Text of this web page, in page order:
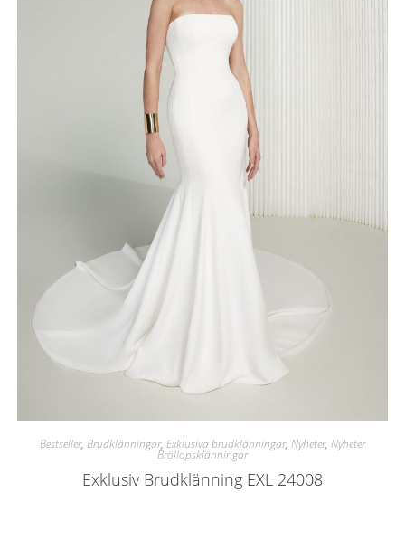
Bestseller, Brudklänningar, Exklusiva brudklänningar, Nyheter, Nyheter
Bröllopsklänningar
Exklusiv Brudklänning EXL 24008